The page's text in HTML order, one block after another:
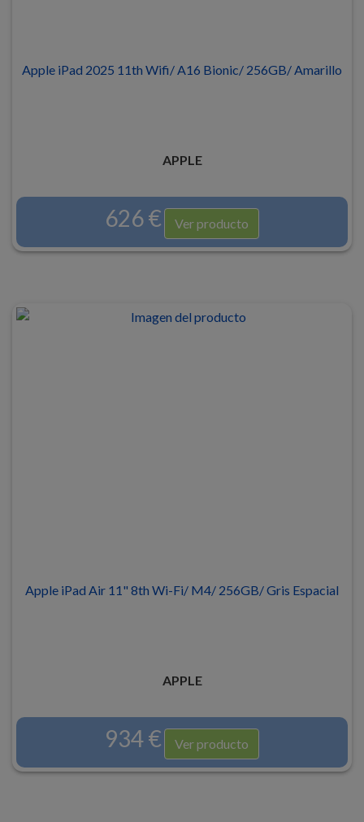
Apple iPad 2025 11th Wifi/ A16 Bionic/ 256GB/ Amarillo
APPLE
626 € Ver producto
Apple iPad Air 11" 8th Wi-Fi/ M4/ 256GB/ Gris Espacial
APPLE
934 € Ver producto